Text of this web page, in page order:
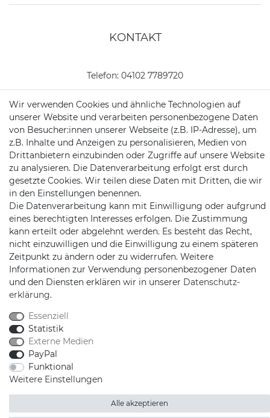
KONTAKT
Telefon: 04102 7789720
Mail:
kundenservice@motionandsports.de
Jochim-Klindt-Str. 5
22926 Ahrensburg
Schnellversand auf Facebook
Schnellversand auf Twitter
Schnellversand auf YouTube
Schnellversand auf
Schnellversand
2026 Schnellversand
*Alle Preise inkl. MwSt., zzgl. Versandkosten
Wir verwenden Cookies und ähnliche Technologien auf
unserer Website und verarbeiten personenbezogene Daten
von Besucher:innen unserer Webseite (z.B. IP-Adresse), um
z.B. Inhalte und Anzeigen zu personalisieren, Medien von
Drittanbietern einzubinden oder Zugriffe auf unsere Website
zu analysieren. Die Datenverarbeitung erfolgt erst durch
gesetzte Cookies. Wir teilen diese Daten mit Dritten, die wir
in den Einstellungen benennen.
Die Datenverarbeitung kann mit Einwilligung oder aufgrund
eines berechtigten Interesses erfolgen. Die Zustimmung
kann erteilt oder abgelehnt werden. Es besteht das Recht,
nicht einzuwilligen und die Einwilligung zu einem späteren
Zeitpunkt zu ändern oder zu widerrufen. Weitere
Informationen zur Verwendung personenbezogener Daten
und den Diensten erklären wir in unserer Daten­schutz­
erklärung.
Essenziell
Statistik
Externe Medien
PayPal
Funktional
Weitere Einstellungen
Alle akzeptieren